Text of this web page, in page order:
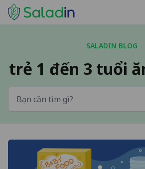
SALADIN BLOG
trẻ 1 đến 3 tuổi